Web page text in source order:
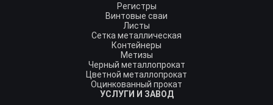
Регистры
Винтовые сваи
Листы
Сетка металлическая
Контейнеры
Метизы
Черный металлопрокат
Цветной металлопрокат
Оцинкованный прокат
УСЛУГИ И ЗАВОД